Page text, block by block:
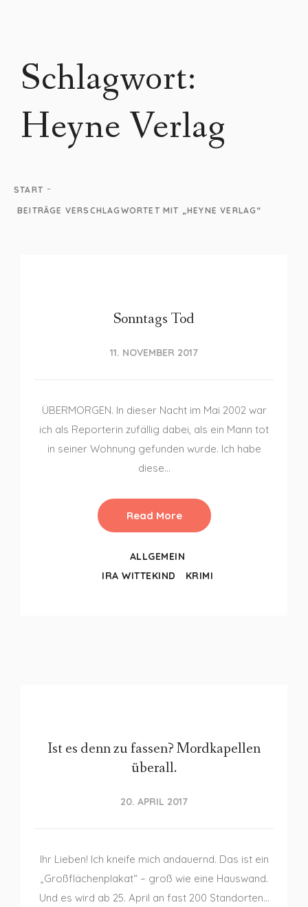
Schlagwort:
Heyne Verlag
START -
BEITRÄGE VERSCHLAGWORTET MIT „HEYNE VERLAG“
Sonntags Tod
11. NOVEMBER 2017
ÜBERMORGEN. In dieser Nacht im Mai 2002 war
ich als Reporterin zufällig dabei, als ein Mann tot
in seiner Wohnung gefunden wurde. Ich habe
diese…
Read More
ALLGEMEIN
IRA WITTEKIND
KRIMI
Ist es denn zu fassen? Mordkapellen
überall.
20. APRIL 2017
Ihr Lieben! Ich kneife mich andauernd. Das ist ein
„Großflächenplakat“ – groß wie eine Hauswand.
Und es wird ab 25. April an fast 200 Standorten…